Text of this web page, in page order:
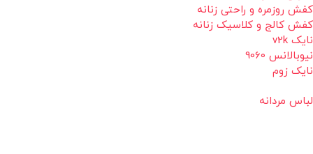
کفش روزمره و راحتی زنانه
کفش کالج و کلاسیک زنانه
نایک v2k
نیوبالانس 9060
نایک زوم
لباس مردانه